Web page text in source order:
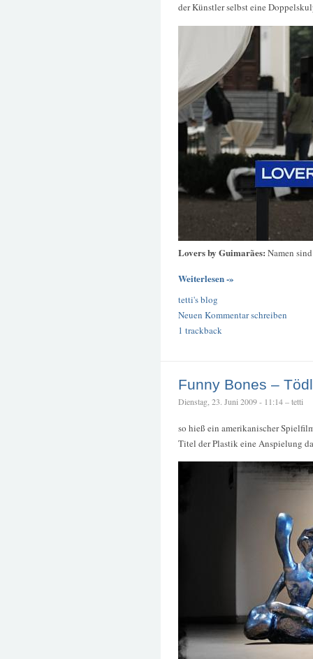
der Künstler selbst eine
Lovers by Guimarães: Namen
Weiterlesen -»
tetti's blog
Neuen Kommentar schreiben
1 trackback
Funny Bones –
Dienstag, 23. Juni 2009 - 11:14 – tetti
so hieß ein amerikanischer
Titel der Plastik eine Anspielung